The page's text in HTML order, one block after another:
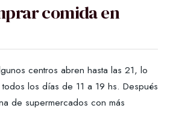
comida en
centros abren hasta las 21, lo
los días de 11 a 19 hs. Después
de supermercados con más